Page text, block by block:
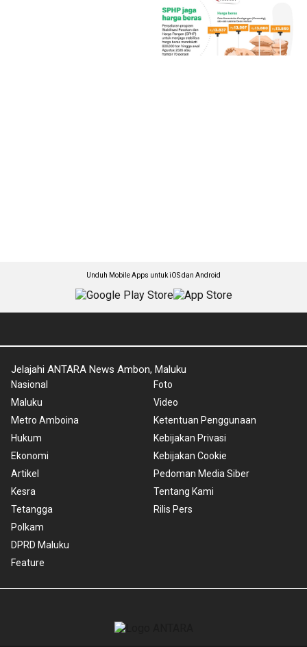
Unduh Mobile Apps untuk iOS dan Android
Jelajahi ANTARA News Ambon, Maluku
Nasional
Maluku
Metro Amboina
Hukum
Ekonomi
Artikel
Kesra
Tetangga
Polkam
DPRD Maluku
Feature
Foto
Video
Ketentuan Penggunaan
Kebijakan Privasi
Kebijakan Cookie
Pedoman Media Siber
Tentang Kami
Rilis Pers